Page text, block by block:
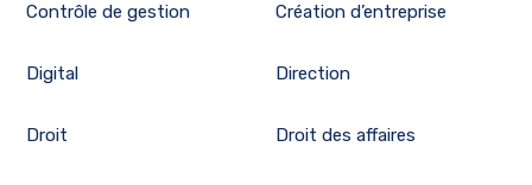
Contrôle de gestion Création d’entreprise
Digital Direction
Droit Droit des affaires